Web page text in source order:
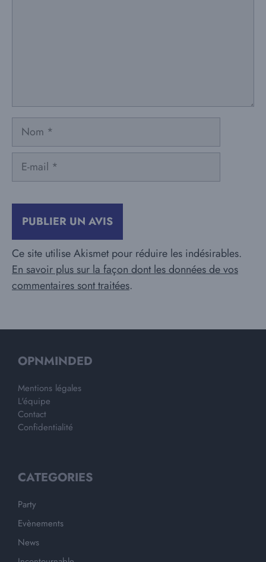
Nom
mail
Ce site utilise Akismet pour réduire les indésirables.
En savoir plus sur la façon dont les données de vos
commentaires sont traitées.
OPNMINDED
Mentions légales
L'équipe
Contact
Confidentialité
CATEGORIES
Party
Evènements
News